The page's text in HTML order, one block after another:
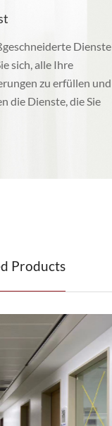
Dienste
sich, alle Ihre
zu erfüllen und
die Dienste, die Sie
Products